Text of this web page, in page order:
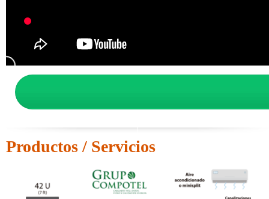
Productos / Servicios